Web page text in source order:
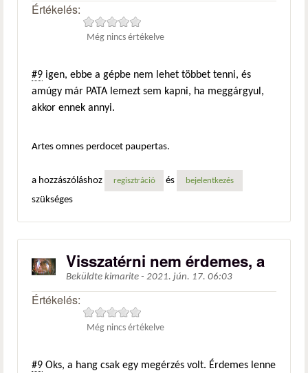
Értékelés:
Még nincs értékelve
#9 igen, ebbe a gépbe nem lehet többet tenni, és
amúgy már PATA lemezt sem kapni, ha meggárgyul,
akkor ennek annyi.
Artes omnes perdocet paupertas.
a hozzászóláshoz regisztráció és bejelentkezés
szükséges
Visszatérni nem érdemes, a
Beküldte kimarite - 2021. jún. 17. 06:03
Értékelés:
Még nincs értékelve
#9 Oks, a hang csak egy megérzés volt. Érdemes lenne